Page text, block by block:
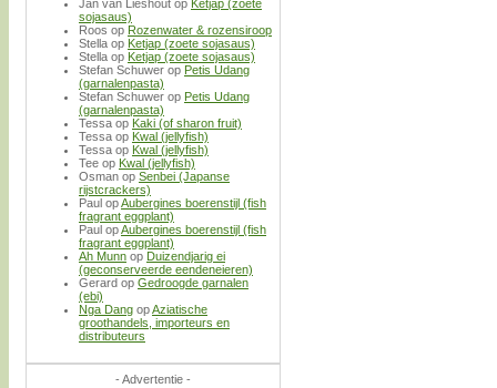
Jan van Lieshout op Ketjap (zoete
sojasaus)
Roos op Rozenwater & rozensiroop
Stella op Ketjap (zoete sojasaus)
Stella op Ketjap (zoete sojasaus)
Stefan Schuwer op Petis Udang
(garnalenpasta)
Stefan Schuwer op Petis Udang
(garnalenpasta)
Tessa op Kaki (of sharon fruit)
Tessa op Kwal (jellyfish)
Tessa op Kwal (jellyfish)
Tee op Kwal (jellyfish)
Osman op Senbei (Japanse
rijstcrackers)
Paul opAubergines boerenstijl (fish
fragrant eggplant)
Paul opAubergines boerenstijl (fish
fragrant eggplant)
Ah Munn op Duizendjarig ei
(geconserveerde eendeneieren)
Gerard op Gedroogde garnalen
(ebi)
Nga Dang opAziatische
groothandels, importeurs en
distributeurs
- Advertentie -